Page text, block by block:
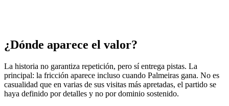
¿Dónde aparece el valor?
La historia no garantiza repetición, pero sí entrega pistas. La
principal: la fricción aparece incluso cuando Palmeiras gana. No es
casualidad que en varias de sus visitas más apretadas, el partido se
haya definido por detalles y no por dominio sostenido.